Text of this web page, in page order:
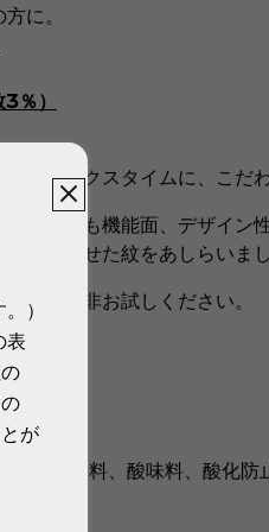
に。
％）
ラックスタイムに、こだ
酒場でも機能面、デザイン
み合わせた紋をあしらいまし
」を是非お試しください。
酸、香料、酸味料、酸化防
）
表
が